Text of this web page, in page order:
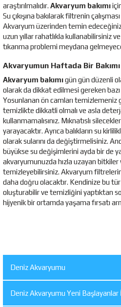
araştırılmalıdır. Akvaryum bakımı
Su çıkışına bakılarak filtrenin
Akvaryum üzerinden temin
uzun yıllar rahatlıkla kullanabilirsiniz
tıkanma problemi meydana
Akvaryumun Haftada Bir Bakımı
Akvaryum bakımıgün gün düzenli
olarak da dikkat edilmesi gereken
Yosunlanan ön camları temizlemeniz
temizlikte dikkatli olmalı ve asla
kullanmamalısınız. Mıknatıslı
yarayacaktır. Ayrıca balıkların su
olarak sularını da değiştirmelisiniz.
büyükse su değişimlerini ayda bir de
akvaryumunuzda hızla uzayan bitkiler
temizleyebilirsiniz. Akvaryum
daha doğru olacaktır. Kendinize bu
oluşturabilir ve temizliğini yaptıktan
hijyenik bir ortamda yaşama fırsatı
Deniz Akvaryumu
Deniz Akvaryumu Yeni Başlayanlar